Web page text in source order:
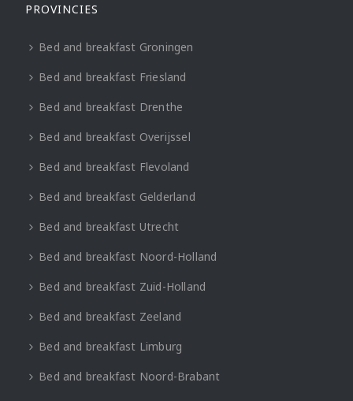
PROVINCIES
Bed and breakfast Groningen
Bed and breakfast Friesland
Bed and breakfast Drenthe
Bed and breakfast Overijssel
Bed and breakfast Flevoland
Bed and breakfast Gelderland
Bed and breakfast Utrecht
Bed and breakfast Noord-Holland
Bed and breakfast Zuid-Holland
Bed and breakfast Zeeland
Bed and breakfast Limburg
Bed and breakfast Noord-Brabant